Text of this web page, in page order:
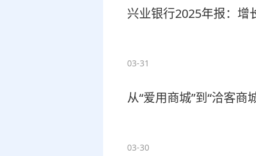
兴业银行2025年报：增
03-31
从“爱用商城”到“洽客
03-30